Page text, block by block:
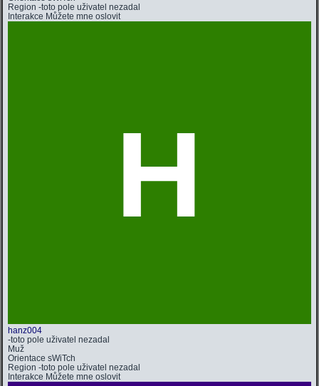
Region -toto pole uživatel nezadal
Interakce Můžete mne oslovit
H
hanz004
-toto pole uživatel nezadal
Muž
Orientace sWiTch
Region -toto pole uživatel nezadal
Interakce Můžete mne oslovit